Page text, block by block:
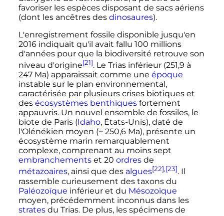
favoriser les espèces disposant de sacs aériens
(dont les ancêtres des dinosaures).
L'enregistrement fossile disponible jusqu'en
2016 indiquait qu'il avait fallu 100 millions
d'années pour que la biodiversité retrouve son
niveau d'origine[21]. Le Trias inférieur (251,9 à
247 Ma) apparaissait comme une époque
instable sur le plan environnemental,
caractérisée par plusieurs crises biotiques et
des écosystèmes benthiquesfortement
appauvris. Un nouvel ensemble de fossiles, le
biote de Paris (Idaho, États-Unis), daté de
l'Olénékien moyen (~ 250,6 Ma), présente un
écosystème marin remarquablement
complexe, comprenant au moins sept
embranchementset 20 ordresde
métazoaires, ainsi que des algues[22],[23]. Il
rassemble curieusement des taxons du
Paléozoïque inférieur et du Mésozoïque
moyen, précédemment inconnus dans les
stratesdu Trias. De plus, les spécimens de